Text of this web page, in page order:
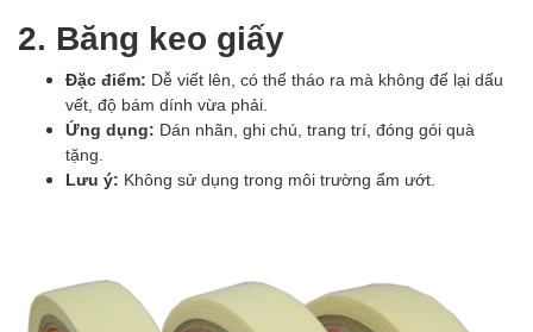
2. Băng keo giấy
Đặc điểm: Dễ viết lên, có thể tháo ra mà không để lại dấu
vết, độ bám dính vừa phải.
Ứng dụng: Dán nhãn, ghi chú, trang trí, đóng gói quà
tặng.
Lưu ý: Không sử dụng trong môi trường ẩm ướt.